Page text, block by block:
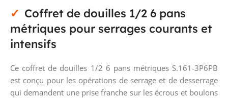
Coffret de douilles 1/2 6 pans
métriques pour serrages courants et
intensifs
Ce coffret de douilles 1/2 6 pans métriques S.161-3P6PB
est conçu pour les opérations de serrage et de desserrage
qui demandent une prise franche sur les écrous et boulons